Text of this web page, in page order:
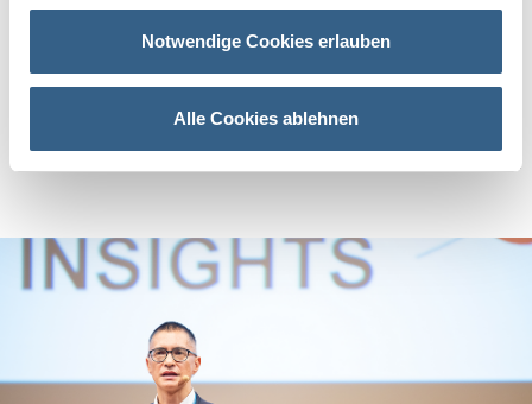
Notwendige Cookies erlauben
Alle Cookies ablehnen
meine Rolex“.
Die Frage ist, wie kann ich den Gast in meinem Betrieb glücklich
machen? Was kann ich humanisieren, wie kann ich Leute zum
Wandel animieren? Um das herauszufinden ist es durchaus
fragen. Das Erfolgsrezept in diesem Bereich heißt „DigDetox + KI“.